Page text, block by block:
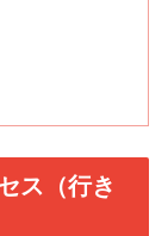
ス（行き